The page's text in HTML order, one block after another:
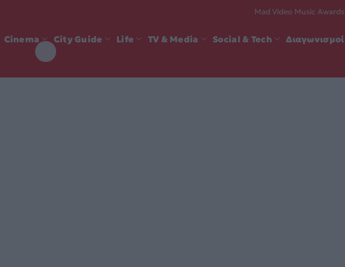
Mad Video Music Awards
Cinema City Guide Life TV & Media Social & Tech Διαγωνισμοί